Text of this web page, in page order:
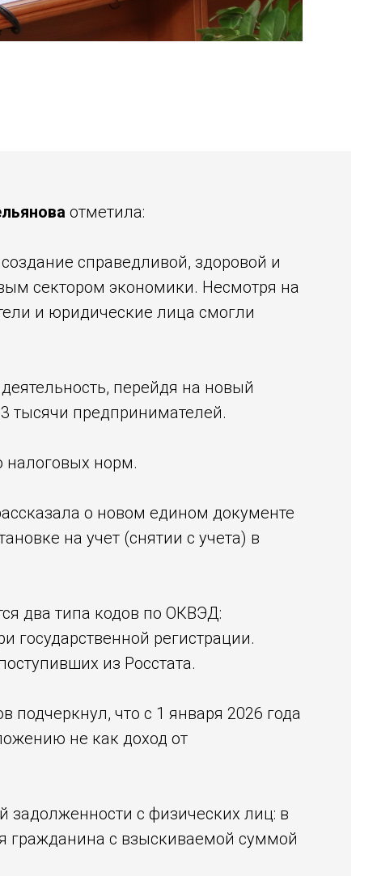
отметила:
справедливой, здоровой и
сектором экономики. Несмотря на
и юридические лица смогли
перейдя на новый
тысячи предпринимателей.
налоговых норм.
о новом едином документе
на учет (снятии с учета) в
два типа кодов по ОКВЭД:
государственной регистрации.
из Росстата.
что с 1 января 2026 года
не как доход от
с физических лиц: в
гражданина с взыскиваемой суммой